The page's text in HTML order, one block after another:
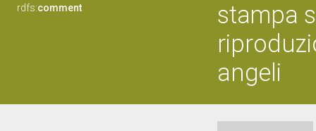
rdfs:comment
stampa
angeli